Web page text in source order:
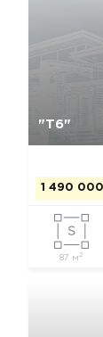
"Т6"
1 490
87 м2